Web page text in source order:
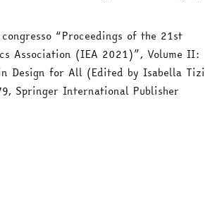
“Proceedings of the 21st
Association (IEA 2021)”, Volume II:
Design for All (Edited by Isabella
Springer International Publisher